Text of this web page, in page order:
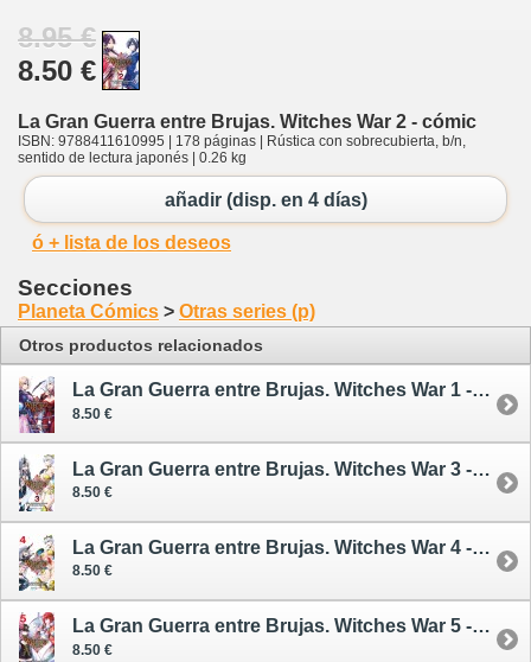
8.95 €
8.50 €
La Gran Guerra entre Brujas. Witches War 2 - cómic
ISBN: 9788411610995 | 178 páginas | Rústica con sobrecubierta, b/n,
sentido de lectura japonés | 0.26 kg
añadir (disp. en 4 días)
ó + lista de los deseos
Secciones
Planeta Cómics > Otras series (p)
Otros productos relacionados
La Gran Guerra entre Brujas. Witches War 1 - cómic
8.50 €
La Gran Guerra entre Brujas. Witches War 3 - cómic
8.50 €
La Gran Guerra entre Brujas. Witches War 4 - cómic
8.50 €
La Gran Guerra entre Brujas. Witches War 5 - cómic
8.50 €